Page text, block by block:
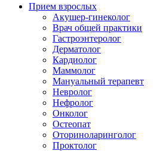
Прием взрослых
Акушер-гинеколог
Врач общей практики
Гастроэнтеролог
Дерматолог
Кардиолог
Маммолог
Мануальный терапевт
Невролог
Нефролог
Онколог
Остеопат
Оториноларинголог
Проктолог